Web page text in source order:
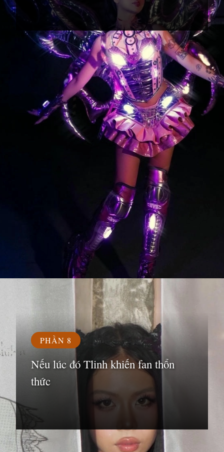
https://susach.edu.vn/tlinh
PHẦN 8
Nếu lúc đó Tlinh khiến fan thổn
thức